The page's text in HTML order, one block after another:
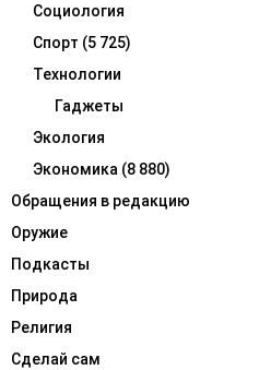
Социология
Спорт (5 725)
Технологии
Гаджеты
Экология
Экономика (8 880)
Обращения в редакцию
Оружие
Подкасты
Природа
Религия
Сделай сам